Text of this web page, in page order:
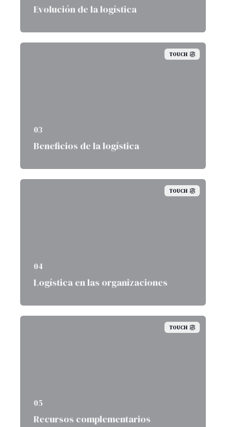
Evolución de la logística
TOUCH
03
Beneficios de la logística
TOUCH
04
Logística en las organizaciones
TOUCH
05
Recursos complementarios